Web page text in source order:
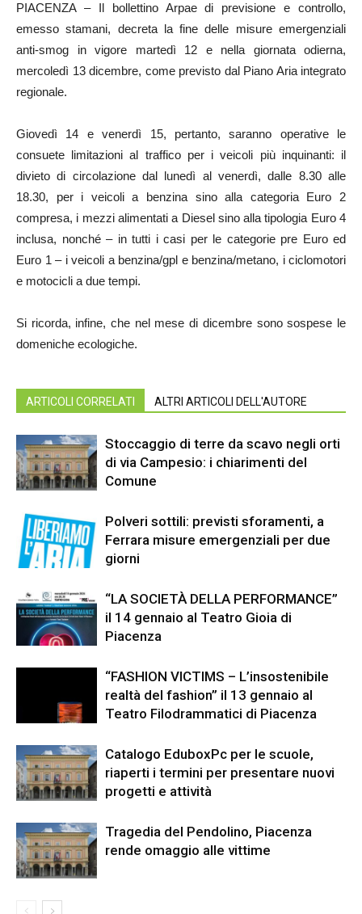
PIACENZA – Il bollettino Arpae di previsione e controllo,
emesso stamani, decreta la fine delle misure emergenziali
anti-smog in vigore martedì 12 e nella giornata odierna,
mercoledì 13 dicembre, come previsto dal Piano Aria integrato
regionale.
Giovedì 14 e venerdì 15, pertanto, saranno operative le
consuete limitazioni al traffico per i veicoli più inquinanti: il
divieto di circolazione dal lunedì al venerdì, dalle 8.30 alle
18.30, per i veicoli a benzina sino alla categoria Euro 2
compresa, i mezzi alimentati a Diesel sino alla tipologia Euro 4
inclusa, nonché – in tutti i casi per le categorie pre Euro ed
Euro 1 – i veicoli a benzina/gpl e benzina/metano, i ciclomotori
e motocicli a due tempi.
Si ricorda, infine, che nel mese di dicembre sono sospese le
domeniche ecologiche.
ARTICOLI CORRELATI ALTRI ARTICOLI DELL'AUTORE
Stoccaggio di terre da scavo negli orti
di via Campesio: i chiarimenti del
Comune
Polveri sottili: previsti sforamenti, a
Ferrara misure emergenziali per due
giorni
“LA SOCIETÀ DELLA PERFORMANCE”
il 14 gennaio al Teatro Gioia di
Piacenza
“FASHION VICTIMS – L’insostenibile
realtà del fashion” il 13 gennaio al
Teatro Filodrammatici di Piacenza
Catalogo EduboxPc per le scuole,
riaperti i termini per presentare nuovi
progetti e attività
Tragedia del Pendolino, Piacenza
rende omaggio alle vittime